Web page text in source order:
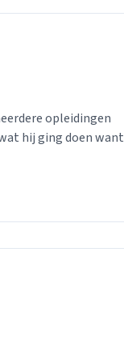
opleidingen
hij ging doen want